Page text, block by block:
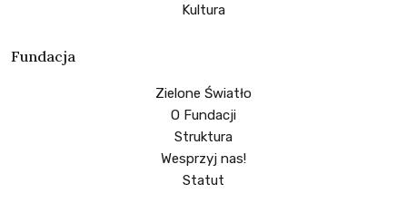
Kultura
Fundacja
Zielone Światło
O Fundacji
Struktura
Wesprzyj nas!
Statut